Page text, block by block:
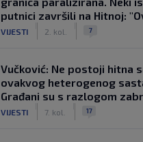
putnici završili na Hitnoj:
VIJESTI 2. kol. 7
Vučković: Ne postoji hitna
ovakvog heterogenog
Građani su s razlogom
VIJESTI 7. kol. 17